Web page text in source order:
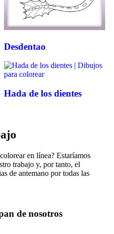
Desdentao
Hada de los dientes
en línea? Estaríamos
trabajo y, por tanto, el
de antemano por todas las
de nosotros